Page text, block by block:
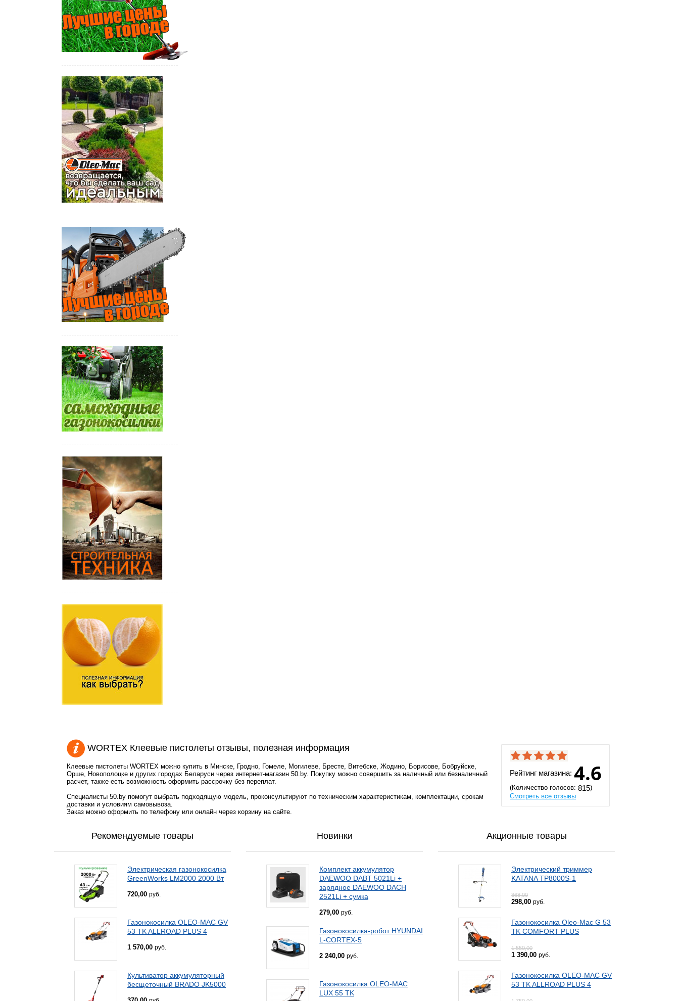
WORTEX Клеевые пистолеты отзывы, полезная информация
Клеевые пистолеты WORTEX можно купить в Минске, Гродно, Гомеле, Могилеве, Бресте, Витебске, Жодино, Борисове, Бобруйске,
Орше, Новополоцке и других городах Беларуси через интернет-магазин 50.by. Покупку можно совершить за наличный или безналичный
расчет, также есть возможность оформить рассрочку без переплат.
Специалисты 50.by помогут выбрать подходящую модель, проконсультируют по техническим характеристикам, комплектации, срокам
доставки и условиям самовывоза.
Заказ можно оформить по телефону или онлайн через корзину на сайте.
Рейтинг магазина: 4.6
(Количество голосов: 815)
Смотреть все отзывы
Рекомендуемые товары
Электрическая газонокосилка
GreenWorks LM2000 2000 Вт
720,00 руб.
Газонокосилка OLEO-MAC GV
53 TK ALLROAD PLUS 4
1 570,00 руб.
Культиватор аккумуляторный
бесщеточный BRADO JK5000
Новинки
Комплект аккумулятор
DAEWOO DABT 5021Li +
зарядное DAEWOO DACH
2521Li + сумка
279,00 руб.
Газонокосилка-робот HYUNDAI
L-CORTEX-5
2 240,00 руб.
Газонокосилка OLEO-MAC
LUX 55 TK
Акционные товары
Электрический триммер
KATANA TP8000S-1
368,00
298,00 руб.
Газонокосилка Oleo-Mac G 53
TK COMFORT PLUS
1 550,00
1 390,00 руб.
Газонокосилка OLEO-MAC GV
53 TK ALLROAD PLUS 4